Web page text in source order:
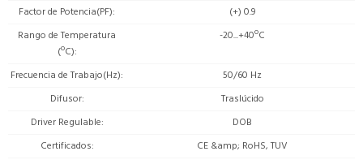
Factor de Potencia(PF)
(+) 0.9
Rango de Temperatura
(ºC)
-20...+40ºC
Frecuencia de Trabajo(Hz)
50/60 Hz
Difusor
Traslúcido
Driver Regulable
DOB
Certificados
CE &amp; RoHS, TUV